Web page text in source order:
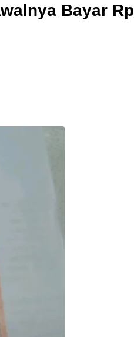
Bayar